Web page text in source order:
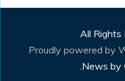
All Rights
Proudly powered by
News by